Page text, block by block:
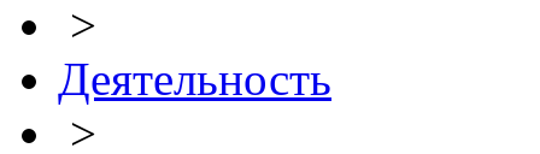
>
Деятельность
>